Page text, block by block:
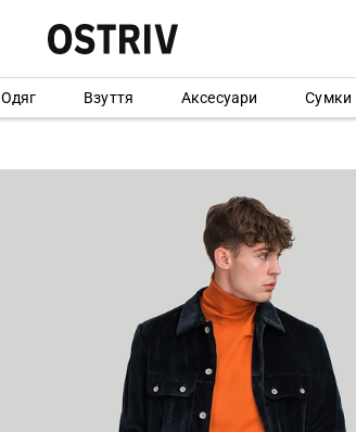
Одяг Взуття Аксесуари Сумки